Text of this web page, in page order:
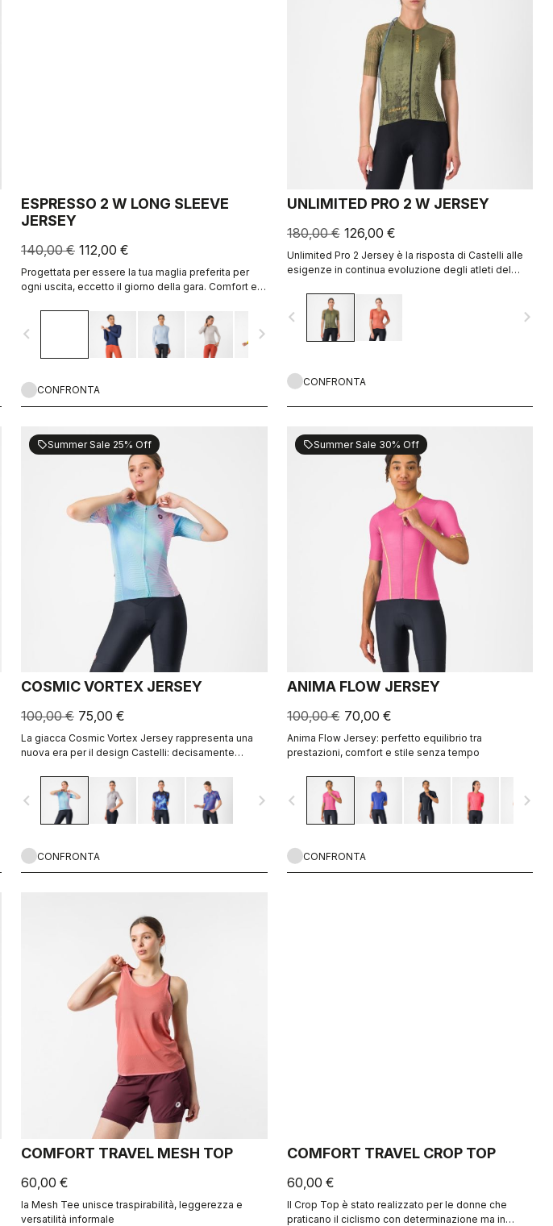
ESPRESSO 2 W LONG SLEEVE
JERSEY
140,00 € 112,00 €
Progettata per essere la tua maglia preferita per
ogni uscita, eccetto il giorno della gara. Comfort e
estivo per le giornate fresche.
navigate_before navigate_next
CONFRONTA
UNLIMITED PRO 2 W JERSEY
180,00 € 126,00 €
Unlimited Pro 2 Jersey è la risposta di Castelli alle
esigenze in continua evoluzione degli atleti del
vantaggio senza sacrificare lo spirito di questo
sport.
navigate_before navigate_next
CONFRONTA
sellSummer Sale 25% Off
COSMIC VORTEX JERSEY
100,00 € 75,00 €
La giacca Cosmic Vortex Jersey rappresenta una
nuova era per il design Castelli: decisamente
navigate_before navigate_next
CONFRONTA
sellSummer Sale 30% Off
ANIMA FLOW JERSEY
100,00 € 70,00 €
Anima Flow Jersey: perfetto equilibrio tra
prestazioni, comfort e stile senza tempo
navigate_before navigate_next
CONFRONTA
COMFORT TRAVEL MESH TOP
60,00 €
la Mesh Tee unisce traspirabilità, leggerezza e
versatilità informale
COMFORT TRAVEL CROP TOP
60,00 €
Il Crop Top è stato realizzato per le donne che
praticano il ciclismo con determinazione ma in